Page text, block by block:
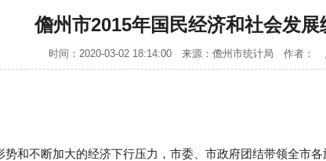
儋州市2015年国民经济和社会发展
时间：2020-03-02 18:14:00 来源：儋州市统计局 作者：
势和不断加大的经济下行压力，市委、市政府团结带领全市